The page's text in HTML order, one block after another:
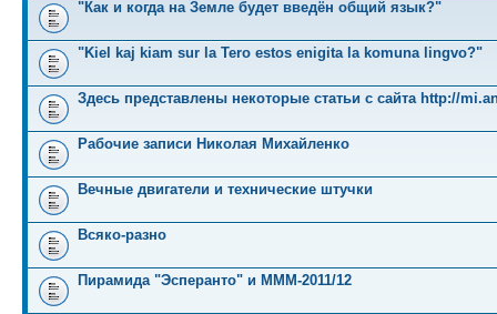
"Как и когда на Земле будет введён общий язык?"
"Kiel kaj kiam sur la Tero estos enigita la komuna lingvo?"
Здесь представлены некоторые статьи с сайта http://
Рабочие записи Николая Михайленко
Вечные двигатели и технические штучки
Всяко-разно
Пирамида "Эсперанто" и MMM-2011/12